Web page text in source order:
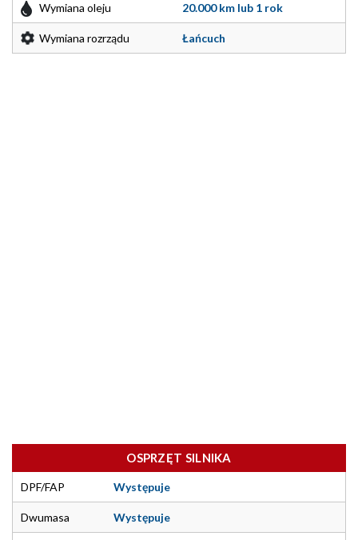
Wymiana oleju 20.000 km lub 1 rok
Wymiana rozrządu Łańcuch
OSPRZĘT SILNIKA
DPF/FAP Występuje
Dwumasa Występuje